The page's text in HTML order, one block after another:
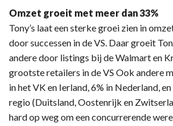
Omzet groeit met meer dan 33%
Tony’s laat een sterke groei zien in
door successen in de VS. Daar groeit
andere door listings bij de Walmart en
grootste retailers in de VS Ook andere
in het VK en Ierland, 6% in Nederland,
regio (Duitsland, Oostenrijk en
hard op weg om een concurrerende